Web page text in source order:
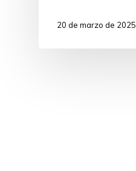
20 de marzo de 2025